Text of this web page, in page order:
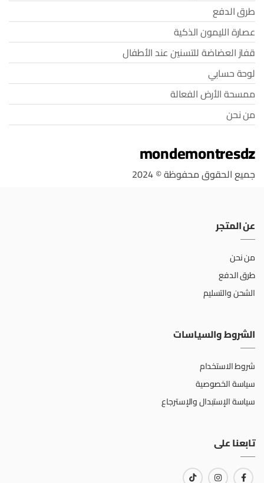
طرق الدفع
عصارة الليمون الذكية
قفاز العضاضة للتسنين عند الأطفال
لوحة حسابي
ممسحة الأرض الفعالة
من نحن
mondemontresdz
جميع الحقوق محفوظة © 2024
عن المتجر
من نحن
طرق الدفع
الشحن والتسليم
الشروط والسياسات
شروط الاستخدام
سياسة الخصوصية
سياسة الإستبدال والإسترجاع
تابعنا على